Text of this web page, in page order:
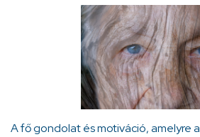
A fő gondolat és motiváció, amelyre